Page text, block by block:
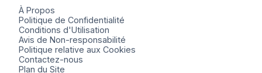
À Propos
Politique de Confidentialité
Conditions d'Utilisation
Avis de Non-responsabilité
Politique relative aux Cookies
Contactez-nous
Plan du Site